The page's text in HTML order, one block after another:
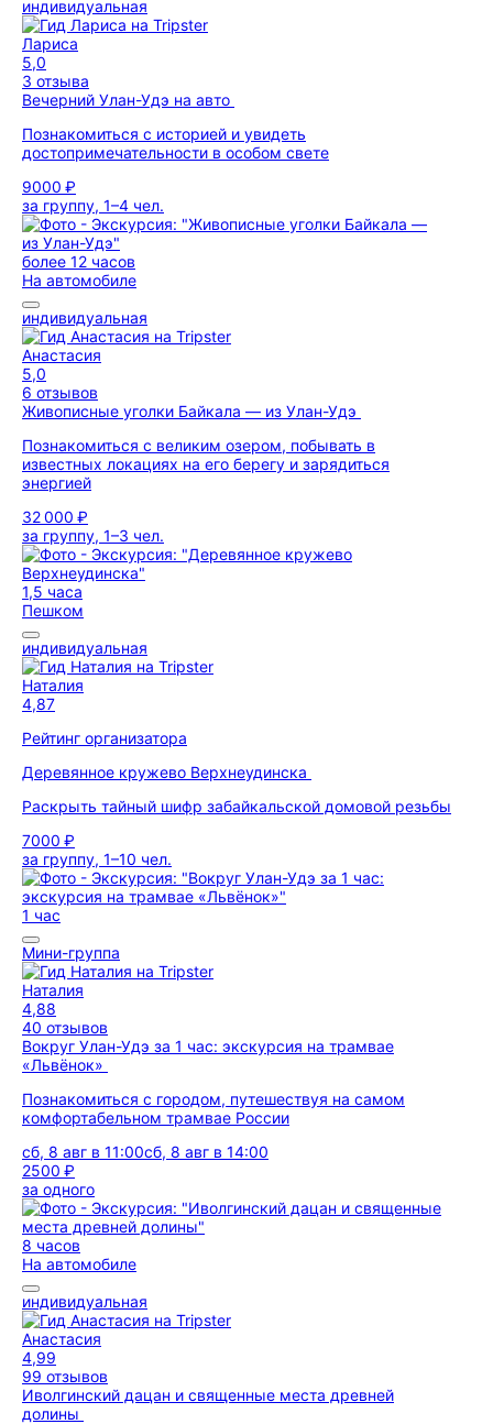
индивидуальная
Лариса
5,0
3 отзыва
Вечерний Улан-Удэ на авто
Познакомиться с историей и увидеть
достопримечательности в особом свете
9000 ₽
за группу, 1–4 чел.
более 12 часов
На автомобиле
индивидуальная
Анастасия
5,0
6 отзывов
Живописные уголки Байкала — из Улан-Удэ
Познакомиться с великим озером, побывать в
известных локациях на его берегу и зарядиться
энергией
32 000 ₽
за группу, 1–3 чел.
1,5 часа
Пешком
индивидуальная
Наталия
4,87
Рейтинг организатора
Деревянное кружево Верхнеудинска
Раскрыть тайный шифр забайкальской домовой резьбы
7000 ₽
за группу, 1–10 чел.
1 час
Мини-группа
Наталия
4,88
40 отзывов
Вокруг Улан-Удэ за 1 час: экскурсия на трамвае
«Львёнок»
Познакомиться с городом, путешествуя на самом
комфортабельном трамвае России
сб, 8 авг в 11:00сб, 8 авг в 14:00
2500 ₽
за одного
8 часов
На автомобиле
индивидуальная
Анастасия
4,99
99 отзывов
Иволгинский дацан и священные места древней
долины